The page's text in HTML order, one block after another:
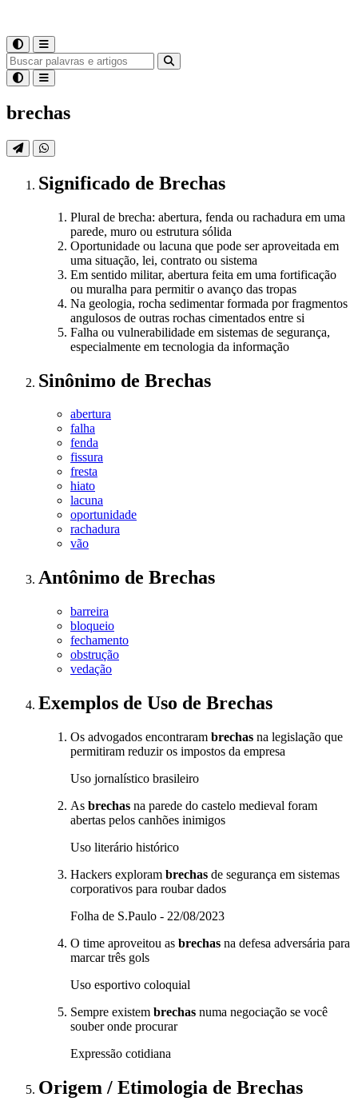
brechas
Significado de Brechas
Plural de brecha: abertura, fenda ou rachadura em uma
parede, muro ou estrutura sólida
Oportunidade ou lacuna que pode ser aproveitada em
uma situação, lei, contrato ou sistema
Em sentido militar, abertura feita em uma fortificação
ou muralha para permitir o avanço das tropas
Na geologia, rocha sedimentar formada por fragmentos
angulosos de outras rochas cimentados entre si
Falha ou vulnerabilidade em sistemas de segurança,
especialmente em tecnologia da informação
Sinônimo de Brechas
abertura
falha
fenda
fissura
fresta
hiato
lacuna
oportunidade
rachadura
vão
Antônimo de Brechas
barreira
bloqueio
fechamento
obstrução
vedação
Exemplos de Uso de Brechas
Os advogados encontraram brechas na legislação que
permitiram reduzir os impostos da empresa
Uso jornalístico brasileiro
As brechas na parede do castelo medieval foram
abertas pelos canhões inimigos
Uso literário histórico
Hackers exploram brechas de segurança em sistemas
corporativos para roubar dados
Folha de S.Paulo - 22/08/2023
O time aproveitou as brechas na defesa adversária para
marcar três gols
Uso esportivo coloquial
Sempre existem brechas numa negociação se você
souber onde procurar
Expressão cotidiana
Origem / Etimologia de Brechas